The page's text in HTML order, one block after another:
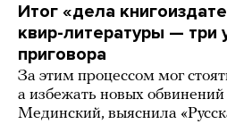
Итог «дела
квир-литературы — три
приговора
За этим процессом мог
а избежать новых
Мединский, выяснила